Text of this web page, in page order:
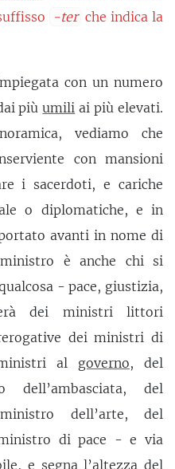
-ter che indica la
con un numero
piùumili ai più elevati.
vediamo che
con mansioni
i sacerdoti, e cariche
o diplomatiche, e in
avanti in nome di
è anche chi si
- pace, giustizia,
dei ministri littori
dei ministri di
al governo, del
dell’ambasciata, del
dell’arte, del
di pace - e via
e segna l’altezza del